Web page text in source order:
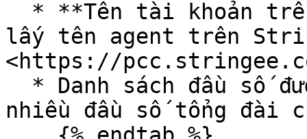
lấy tên agent trên
<https://
nhiều đầu số tổng đài